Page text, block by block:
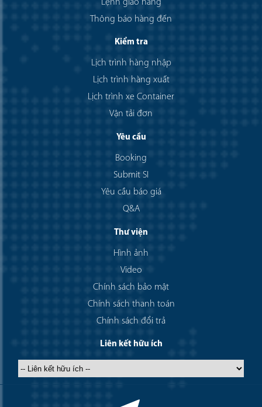
Lệnh giao hàng
Thông báo hàng đến
Kiểm tra
Lịch trình hàng nhập
Lịch trình hàng xuất
Lịch trình xe Container
Vận tải đơn
Yêu cầu
Booking
Submit SI
Yêu cầu báo giá
Q&A
Thư viện
Hình ảnh
Video
Chính sách bảo mật
Chính sách thanh toán
Chính sách đổi trả
Liên kết hữu ích